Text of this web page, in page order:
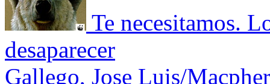
Te necesitamos.
desaparecer
Gallego, Jose Luis/